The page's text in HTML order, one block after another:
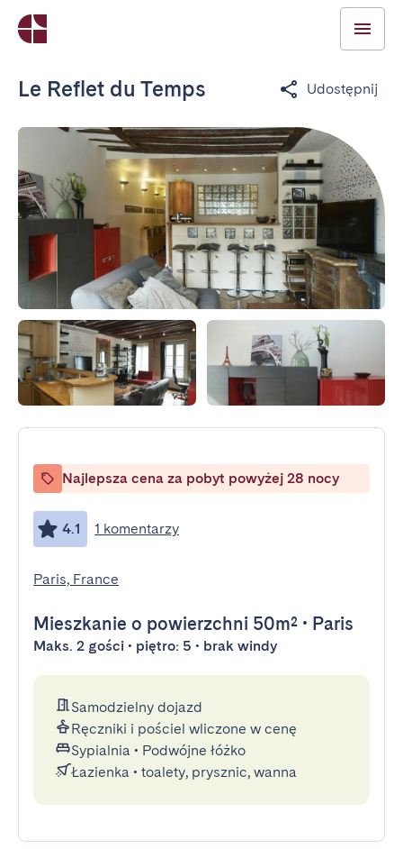
Le Reflet du Temps Udostępnij
Najlepsza cena za pobyt powyżej 28 nocy
4.1 1 komentarzy
Paris, France
Mieszkanie o powierzchni 50m² • Paris
Maks. 2 gości • piętro: 5 • brak windy
Samodzielny dojazd
Ręczniki i pościel wliczone w cenę
Sypialnia • Podwójne łóżko
Łazienka • toalety, prysznic, wanna